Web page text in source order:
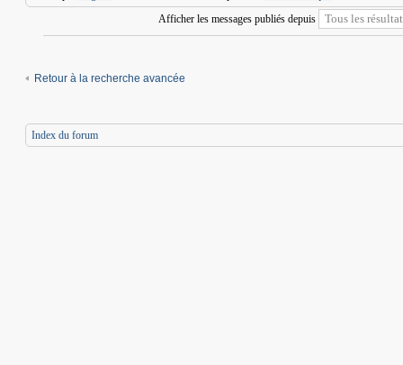
Afficher les messages publiés depuis
Retour à la recherche avancée
Index du forum